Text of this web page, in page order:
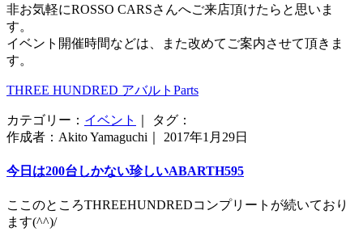
非お気軽にROSSO CARSさんへご来店頂けたらと思いま
す。
イベント開催時間などは、また改めてご案内させて頂きま
す。
THREE HUNDRED アバルトParts
カテゴリー： イベント
｜ タグ：
作成者：Akito Yamaguchi｜ 2017年1月29日
今日は200台しかない珍しいABARTH595
ここのところTHREEHUNDREDコンプリートが続いており
ます(^^)/